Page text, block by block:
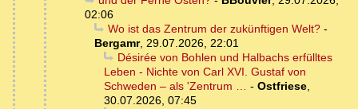
02:06
Wo ist das Zentrum der zukünftigen Welt?-
Bergamr, 29.07.2026, 22:01
Désirée von Bohlen und Halbachs erfülltes
Leben - Nichte von Carl XVI. Gustaf von
Schweden – als 'Zentrum … - Ostfriese,
30.07.2026, 07:45